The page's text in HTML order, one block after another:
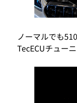
ノーマルでも
TecECUチュー